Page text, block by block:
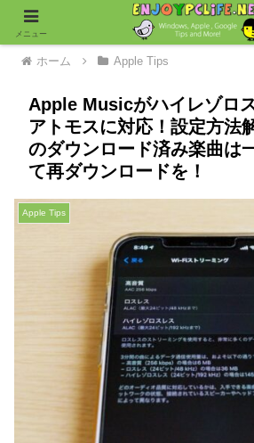
ホーム Apple Tips
Apple Musicがハイレゾロ
アトモスに対応！設定方法
のダウンロード済み楽曲は
て再ダウンロードを！
Apple Tips
メニュー